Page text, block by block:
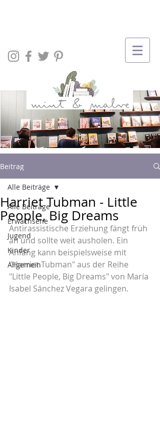
Beitrag
Alle Beiträge
Erwachsene
Jugend
Kinder
Allgemein
Alle Beiträge
Harriet Tubman - Little
People, Big Dreams
Antirassistische Erziehung fängt früh
an und sollte weit ausholen. Ein
Anfang kann beispielsweise mit
"Harriet Tubman" aus der Reihe
"Little People, Big Dreams" von María
Isabel Sánchez Vegara gelingen.